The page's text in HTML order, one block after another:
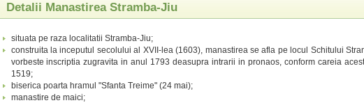
Detalii Manastirea Stramba-Jiu
situata pe raza localitatii Stramba-Jiu;
construita la inceputul secolului al XVII-lea (1603), manastirea se afla pe locul Schitului
vorbeste inscriptia zugravita in anul 1793 deasupra intrarii in pronaos, conform careia
1519;
biserica poarta hramul "Sfanta Treime" (24 mai);
manastire de maici;